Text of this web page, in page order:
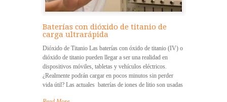
Baterías con dióxido de titanio de
carga ultrarápida
Dióxido de Titanio Las baterías con óxido de titanio (IV) o
dióxido de titanio pueden llegar a ser una realidad en
dispositivos móviles, tabletas y vehículos eléctricos.
¿Realmente podrán cargar en pocos minutos sin perder
vida útil? Las actuales baterías de iones de litio son usadas